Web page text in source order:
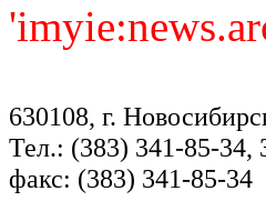
630108, г.
Тел.: (383) 341-85-34,
факс: (383) 341-85-34